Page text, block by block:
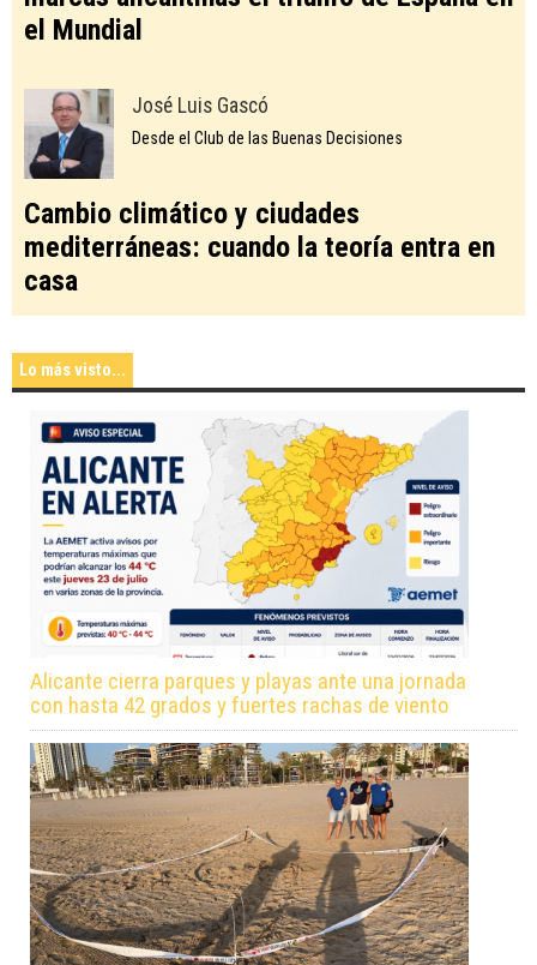
el Mundial
José Luis Gascó
Desde el Club de las Buenas Decisiones
Cambio climático y ciudades
mediterráneas: cuando la teoría entra en
casa
Lo más visto...
Alicante cierra parques y playas ante una jornada
con hasta 42 grados y fuertes rachas de viento